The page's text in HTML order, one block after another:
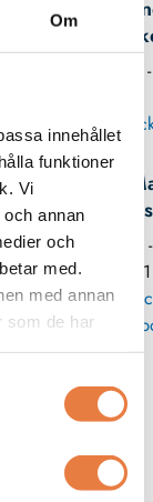
Om
innehållet
funktioner
Vi
annan
och
med.
med annan
som de har